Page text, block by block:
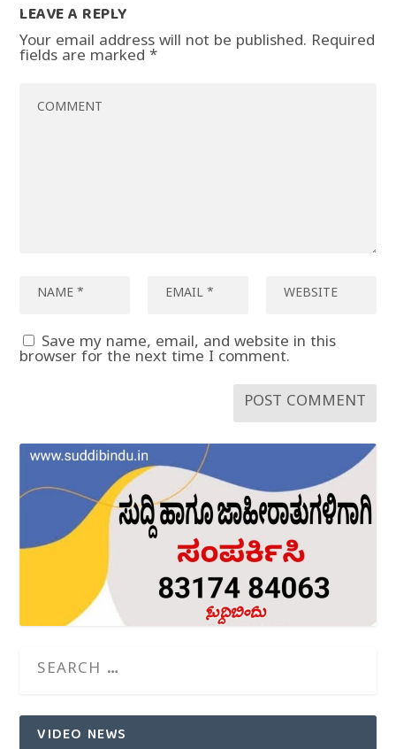
LEAVE A REPLY
Your email address will not be published. Required
fields are marked*
Save my name, email, and website in this
browser for the next time I comment.
VIDEO NEWS